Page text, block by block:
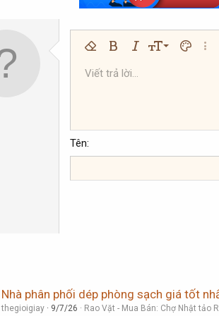
Xóa định dạng
Bold In nghiêngKích thước
9
10
18
22
Màu chữ
Phông chữArial
Tahoma
Times New Roman
Gạch ngang
Gạch chân
Insert horizontal line
SpoilerMã
Viết trả lời...
Tên
Nhà phân phối dép phòng sạch giá tốt
thegioigiay 9/7/26 Rao Vặt - Mua Bán: Chợ Nhật tảo